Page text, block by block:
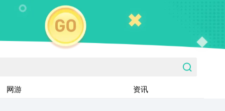
网游 资讯